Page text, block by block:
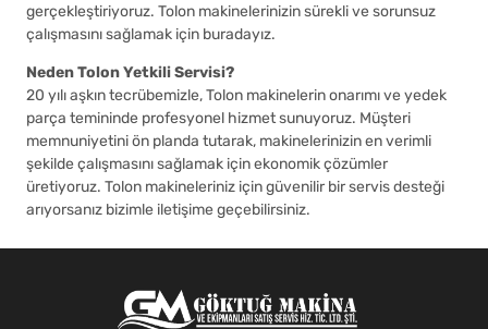
gerçekleştiriyoruz. Tolon makinelerinizin sürekli ve sorunsuz
çalışmasını sağlamak için buradayız.
Neden Tolon Yetkili Servisi?
20 yılı aşkın tecrübemizle, Tolon makinelerin onarımı ve yedek
parça temininde profesyonel hizmet sunuyoruz. Müşteri
memnuniyetini ön planda tutarak, makinelerinizin en verimli
şekilde çalışmasını sağlamak için ekonomik çözümler
üretiyoruz. Tolon makineleriniz için güvenilir bir servis desteği
arıyorsanız bizimle iletişime geçebilirsiniz.